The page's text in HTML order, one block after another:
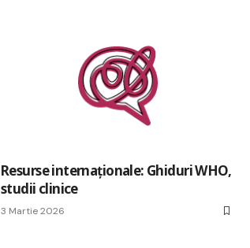
Resurse internaționale: Ghiduri WHO,
studii clinice
3 Martie 2026